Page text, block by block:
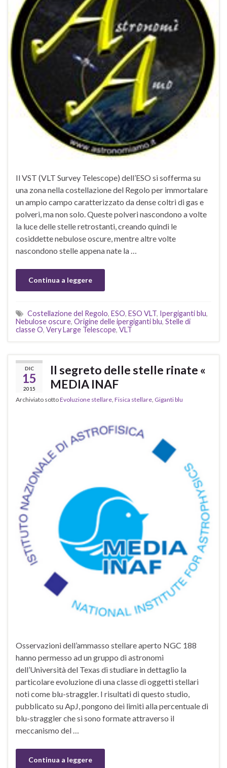
Il VST (VLT Survey Telescope) dell’ESO si sofferma su
una zona nella costellazione del Regolo per immortalare
un ampio campo caratterizzato da dense coltri di gas e
polveri, ma non solo. Queste polveri nascondono a volte
la luce delle stelle retrostanti, creando quindi le
cosiddette nebulose oscure, mentre altre volte
nascondono stelle appena nate la …
Continua a leggere
Costellazione del Regolo, ESO, ESO VLT, Ipergiganti blu,
Nebulose oscure, Origine delle ipergiganti blu, Stelle di
classe O, Very Large Telescope, VLT
DIC
15
2015
Il segreto delle stelle rinate «
MEDIA INAF
Archiviato sottoEvoluzione stellare Fisica stellare Giganti blu
Osservazioni dell’ammasso stellare aperto NGC 188
hanno permesso ad un gruppo di astronomi
dell’Università del Texas di studiare in dettaglio la
particolare evoluzione di una classe di oggetti stellari
noti come blu-straggler. I risultati di questo studio,
pubblicato su ApJ, pongono dei limiti alla percentuale di
blu-straggler che si sono formate attraverso il
meccanismo del …
Continua a leggere